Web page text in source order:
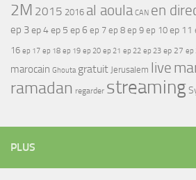
2M 2015 2016 al aoula CAN en
ep 3ep 4ep 5 ep 6 ep 7 ep 8 ep 9 ep 10 ep 11
16 ep 17 ep 18 ep 19 ep 20 ep 21 ep 22 ep 23 ep 27 ep
marocain Ghouta gratuit Jerusalem live
ramadan regarder streaming
PLUS